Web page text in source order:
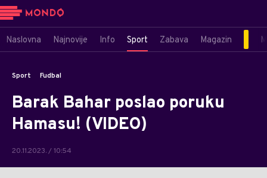
Naslovna Najnovije Info Sport Zabava Magazin
Sport Fudbal
Barak Bahar poslao poruku
Hamasu! (VIDEO)
20.11.2023. / 10:54